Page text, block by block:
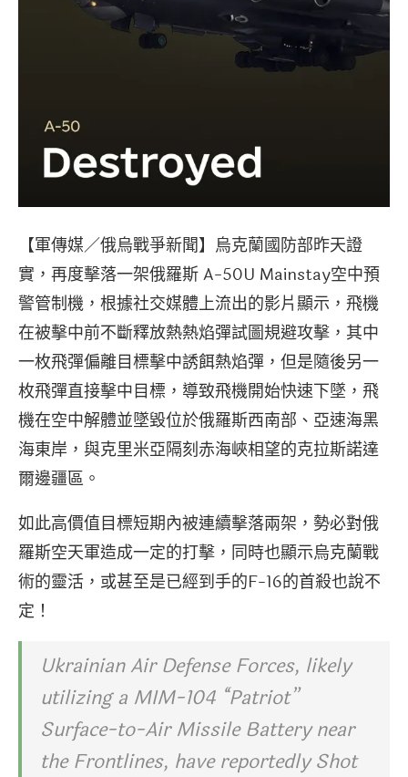
【軍傳媒／俄烏戰爭新聞】烏克蘭國防部昨天證
實，再度擊落一架俄羅斯 A-50U Mainstay空中預
警管制機，根據社交媒體上流出的影片顯示，飛機
在被擊中前不斷釋放熱熱焰彈試圖規避攻擊，其中
一枚飛彈偏離目標擊中誘餌熱焰彈，但是隨後另一
枚飛彈直接擊中目標，導致飛機開始快速下墜，飛
機在空中解體並墜毀位於俄羅斯西南部、亞速海黑
海東岸，與克里米亞隔刻赤海峽相望的克拉斯諾達
爾邊疆區。
如此高價值目標短期內被連續擊落兩架，勢必對俄
羅斯空天軍造成一定的打擊，同時也顯示烏克蘭戰
術的靈活，或甚至是已經到手的F-16的首殺也說不
定！
Ukrainian Air Defense Forces, likely
utilizing a MIM-104 “Patriot”
Surface-to-Air Missile Battery near
the Frontlines, have reportedly Shot